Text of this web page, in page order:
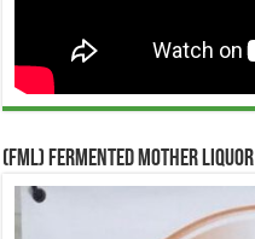
(FML) Fermented Mother Liquor